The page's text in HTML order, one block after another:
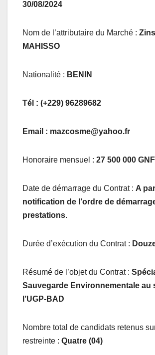
30/08/2024
Nom de l’attributaire du Marché :
MAHISSO
Nationalité : BENIN
Tél : (+229) 96289682
Email : mazcosme@yahoo.fr
Honoraire mensuel : 27 500 000 GNF
Date de démarrage du Contrat : A
notification de l’ordre de
prestations.
Durée d’exécution du Contrat :
Résumé de l’objet du Contrat :
Sauvegarde Environnementale au
l’UGP-BAD
Nombre total de candidats retenus
restreinte : Quatre (04)